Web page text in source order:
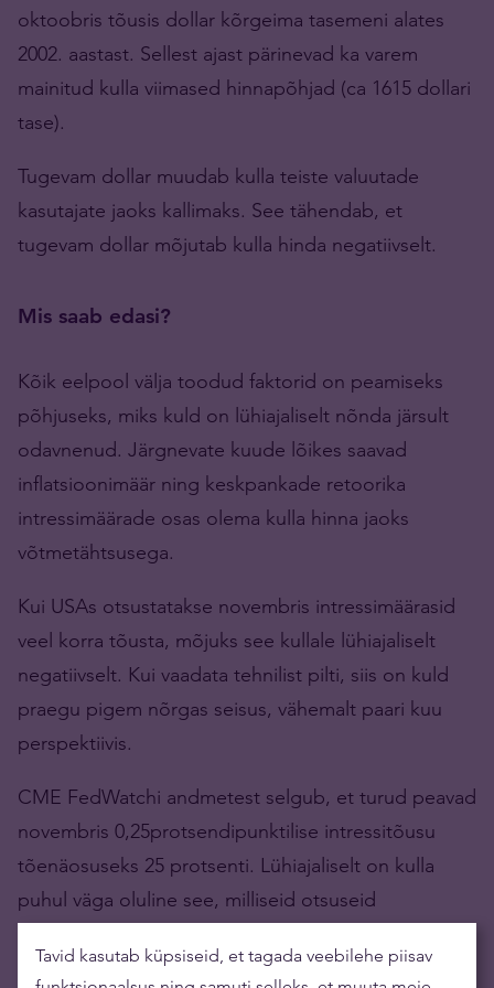
oktoobris tõusis dollar kõrgeima tasemeni alates
2002. aastast. Sellest ajast pärinevad ka varem
mainitud kulla viimased hinnapõhjad (ca 1615 dollari
tase).
Tugevam dollar muudab kulla teiste valuutade
kasutajate jaoks kallimaks. See tähendab, et
tugevam dollar mõjutab kulla hinda negatiivselt.
Mis saab edasi?
Kõik eelpool välja toodud faktorid on peamiseks
põhjuseks, miks kuld on lühiajaliselt nõnda järsult
odavnenud. Järgnevate kuude lõikes saavad
inflatsioonimäär ning keskpankade retoorika
intressimäärade osas olema kulla hinna jaoks
võtmetähtsusega.
Kui USAs otsustatakse novembris intressimäärasid
veel korra tõusta, mõjuks see kullale lühiajaliselt
negatiivselt. Kui vaadata tehnilist pilti, siis on kuld
praegu pigem nõrgas seisus, vähemalt paari kuu
perspektiivis.
CME FedWatchi andmetest selgub, et turud peavad
novembris 0,25protsendipunktilise intressitõusu
tõenäosuseks 25 protsenti. Lühiajaliselt on kulla
puhul väga oluline see, milliseid otsuseid
Tavid kasutab küpsiseid, et tagada veebilehe piisav